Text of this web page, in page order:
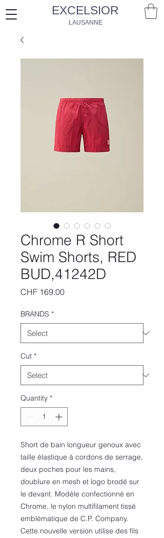
EXCELSIOR
LAUSANNE
Chrome R Short
Swim Shorts, RED
BUD,41242D
CHF 169.00Price
BRANDS *
Cut *
Quantity *
Short de bain longueur genoux avec
taille élastique à cordons de serrage,
deux poches pour les mains,
doublure en mesh et logo brodé sur
le devant. Modèle confectionné en
Chrome, le nylon multifilament tissé
emblématique de C.P. Company.
Cette nouvelle version utilise des fils